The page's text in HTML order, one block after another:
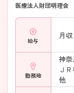
医療法人財団明理会
給与
月収
勤務地
神
Ｊ
他